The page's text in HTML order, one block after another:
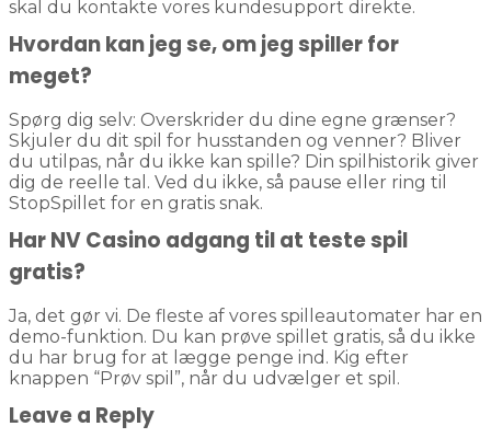
skal du kontakte vores kundesupport direkte.
Hvordan kan jeg se, om jeg spiller for
meget?
Spørg dig selv: Overskrider du dine egne grænser?
Skjuler du dit spil for husstanden og venner? Bliver
du utilpas, når du ikke kan spille? Din spilhistorik giver
dig de reelle tal. Ved du ikke, så pause eller ring til
StopSpillet for en gratis snak.
Har NV Casino adgang til at teste spil
gratis?
Ja, det gør vi. De fleste af vores spilleautomater har en
demo-funktion. Du kan prøve spillet gratis, så du ikke
du har brug for at lægge penge ind. Kig efter
knappen “Prøv spil”, når du udvælger et spil.
Leave a Reply